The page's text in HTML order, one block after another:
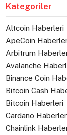
Kategoriler
Altcoin Haberleri
ApeCoin
Arbitrum
Avalanche
Binance Coin
Bitcoin Cash
Bitcoin Haberleri
Cardano Haberleri
Chainlink